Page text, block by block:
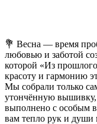
💐 Весна — время
любовью и заботой
которой «Из прошлого
красоту и гармонию
Мы собрали только
утончённую вышивку,
выполнено с особым
вам тепло рук и души